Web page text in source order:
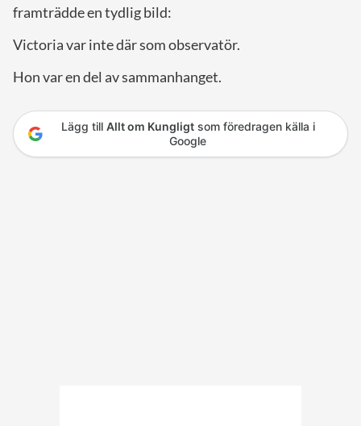
framträdde en tydlig bild:
Victoria var inte där som observatör.
Hon var en del av sammanhanget.
Lägg till Allt om Kungligtsom föredragen källa i
Google